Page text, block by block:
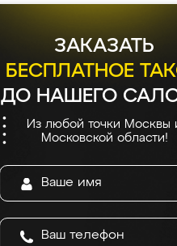
ЗАКАЗАТЬ
БЕСПЛАТНОЕ
ДО НАШЕГО
Из любой точки Москвы
Московской области!